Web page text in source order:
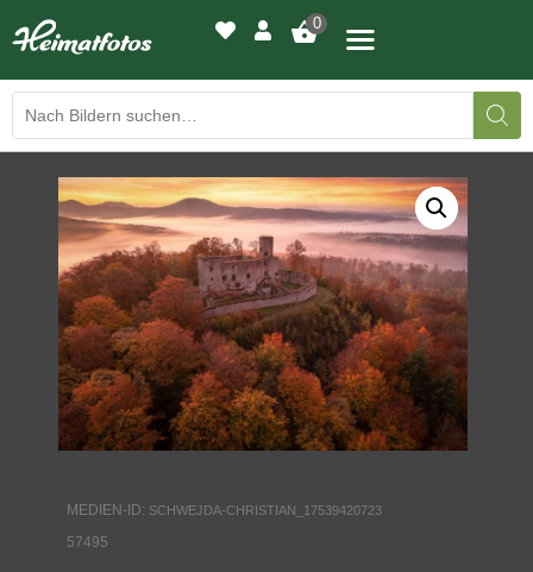
0
BILDERGALERIE
DRUCKQUALITÄTEN
LED-LEUCHTBILDER
WIR DRUCKEN IHR BILD
AUSSTELLUNGEN
KONTAKT
MEDIEN-ID: SCHWEJDA-CHRISTIAN_17539420723
57495